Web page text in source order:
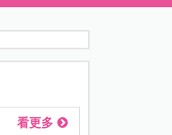
看更多